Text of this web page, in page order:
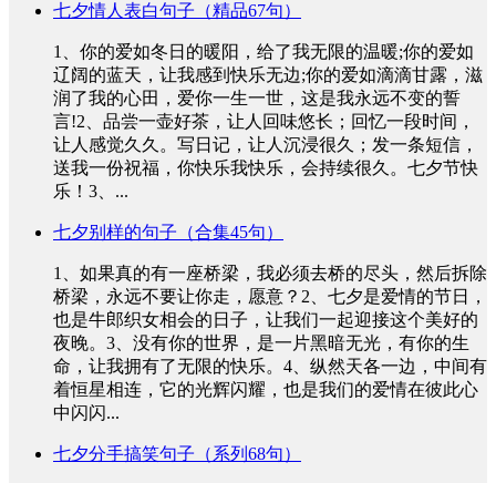
七夕情人表白句子（精品67句）
1、你的爱如冬日的暖阳，给了我无限的温暖;你的爱如
辽阔的蓝天，让我感到快乐无边;你的爱如滴滴甘露，滋
润了我的心田，爱你一生一世，这是我永远不变的誓
言!2、品尝一壶好茶，让人回味悠长；回忆一段时间，
让人感觉久久。写日记，让人沉浸很久；发一条短信，
送我一份祝福，你快乐我快乐，会持续很久。七夕节快
乐！3、...
七夕别样的句子（合集45句）
1、如果真的有一座桥梁，我必须去桥的尽头，然后拆除
桥梁，永远不要让你走，愿意？2、七夕是爱情的节日，
也是牛郎织女相会的日子，让我们一起迎接这个美好的
夜晚。3、没有你的世界，是一片黑暗无光，有你的生
命，让我拥有了无限的快乐。4、纵然天各一边，中间有
着恒星相连，它的光辉闪耀，也是我们的爱情在彼此心
中闪闪...
七夕分手搞笑句子（系列68句）